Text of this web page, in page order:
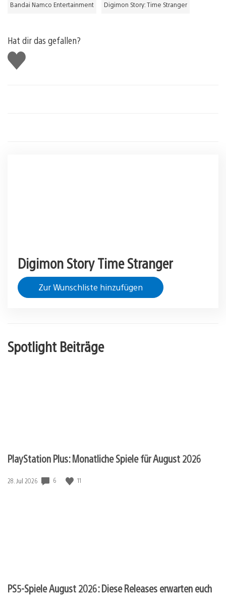
Bandai Namco Entertainment Digimon Story: Time Stranger
Hat dir das gefallen?
Gefällt
mir
Digimon Story Time Stranger
Zur Wunschliste hinzufügen
Spotlight Beiträge
PlayStation Plus: Monatliche Spiele für August 2026
Veröffentlichungsdatum:
28. Jul 2026 6 11
PS5-Spiele August 2026: Diese Releases erwarten euch